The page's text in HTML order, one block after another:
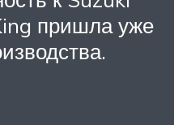
пришла уже